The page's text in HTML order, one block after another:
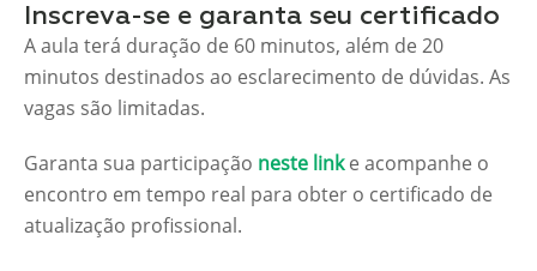
Inscreva-se e garanta seu certificado
A aula terá duração de 60 minutos, além de 20
minutos destinados ao esclarecimento de dúvidas. As
vagas são limitadas.
Garanta sua participação neste linke acompanhe o
encontro em tempo real para obter o certificado de
atualização profissional.